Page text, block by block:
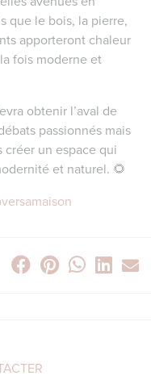
que le bois, la pierre,
apporteront chaleur
fois moderne et
obtenir l’aval de
passionnés mais
un espace qui
et naturel. 🌻